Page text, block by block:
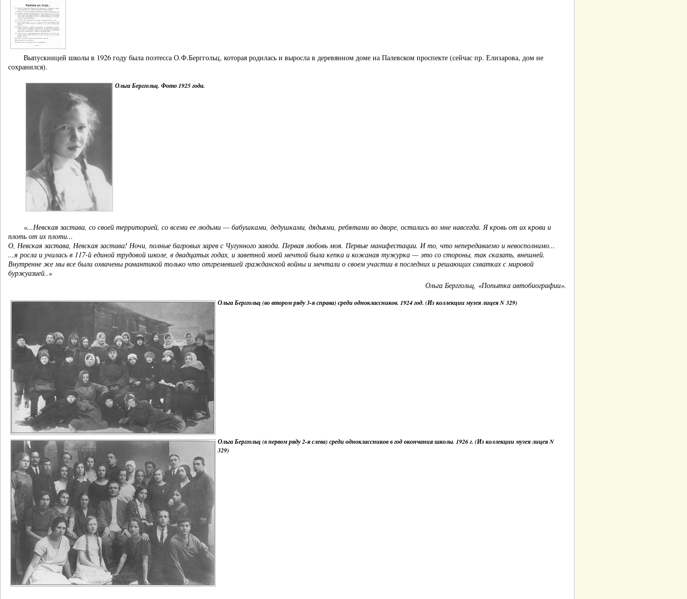
Выпускницей школы в 1926 году была поэтесса О.Ф.Берггольц, которая родилась и выросла в деревянном доме на Палевском проспекте (сейчас пр. Елизарова, дом не
сохранился).
Ольга Берггольц. Фото 1925 года.
«...Невская застава, со своей территорией, со всеми ее людьми — бабушками, дедушками, дядьями, ребятами во дворе, остались во мне навсегда. Я кровь от их крови и
плоть от их плоти...
О, Невская застава, Невская застава! Ночи, полные багровых зарев с Чугунного завода. Первая любовь моя. Первые манифестации. И то, что непередаваемо и невосполнимо...
...я росла и училась в 117-й единой трудовой школе, в двадцатых годах, и заветной моей мечтой была кепка и кожаная тужурка — это со стороны, так сказать, внешней.
Внутренне же мы все были охвачены романтикой только что отгремевшей гражданской войны и мечтали о своем участии в последних и решающих схватках с мировой
буржуазией..»
Ольга Берггольц, «Попытка автобиографии».
Ольга Берггольц (во втором ряду 3-я справа) среди одноклассников. 1924 год. (Из коллекции музея лицея N 329)
Ольга Берггольц (в первом ряду 2-я слева) среди одноклассников в год окончания школы. 1926 г. (Из коллекции музея лицея N
329)